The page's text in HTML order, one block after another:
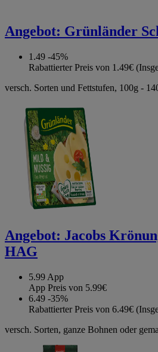
Angebot: Grünländer
1.49 -45%
Rabattierter Preis von 1.49€
versch. Sorten und Fettstufen, 100g -
Angebot: Jacobs
HAG
5.99 App
App Preis von 5.99€
6.49 -35%
Rabattierter Preis von 6.49€
versch. Sorten, ganze Bohnen oder